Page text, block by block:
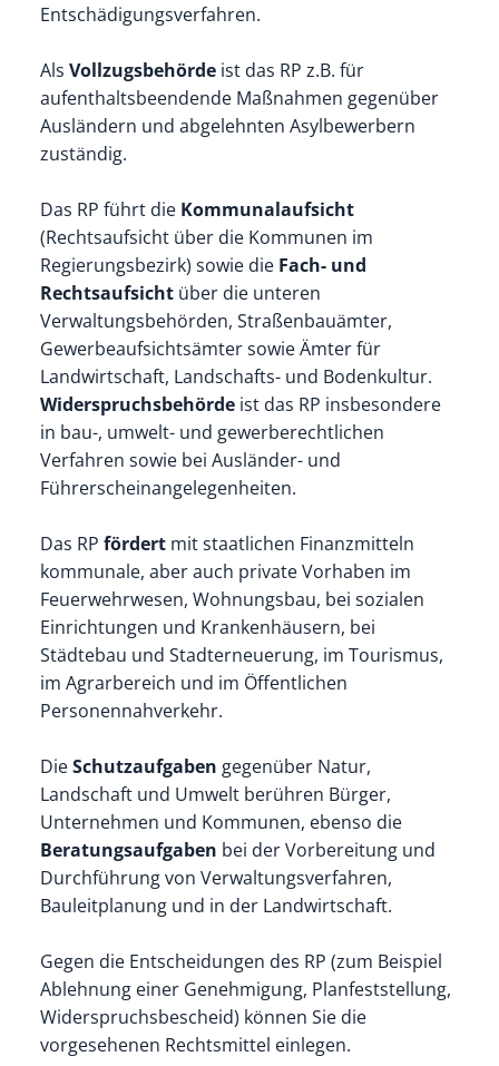
Entschädigungsverfahren.
Als Vollzugsbehördeist das RP z.B. für
aufenthaltsbeendende Maßnahmen gegenüber
Ausländern und abgelehnten Asylbewerbern
zuständig.
Das RP führt die Kommunalaufsicht
(Rechtsaufsicht über die Kommunen im
Regierungsbezirk) sowie die Fach- und
Rechtsaufsichtüber die unteren
Verwaltungsbehörden, Straßenbauämter,
Gewerbeaufsichtsämter sowie Ämter für
Landwirtschaft, Landschafts- und Bodenkultur.
Widerspruchsbehördeist das RP insbesondere
in bau-, umwelt- und gewerberechtlichen
Verfahren sowie bei Ausländer- und
Führerscheinangelegenheiten.
Das RP fördertmit staatlichen Finanzmitteln
kommunale, aber auch private Vorhaben im
Feuerwehrwesen, Wohnungsbau, bei sozialen
Einrichtungen und Krankenhäusern, bei
Städtebau und Stadterneuerung, im Tourismus,
im Agrarbereich und im Öffentlichen
Personennahverkehr.
DieSchutzaufgaben gegenüber Natur,
Landschaft und Umwelt berühren Bürger,
Unternehmen und Kommunen, ebenso die
Beratungsaufgaben bei der Vorbereitung und
Durchführung von Verwaltungsverfahren,
Bauleitplanung und in der Landwirtschaft.
Gegen die Entscheidungen des RP (zum Beispiel
Ablehnung einer Genehmigung, Planfeststellung,
Widerspruchsbescheid) können Sie die
vorgesehenen Rechtsmittel einlegen.